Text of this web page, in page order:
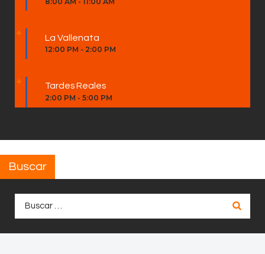
La Vallenata
12:00 PM - 2:00 PM
Tardes Reales
2:00 PM - 5:00 PM
Buscar